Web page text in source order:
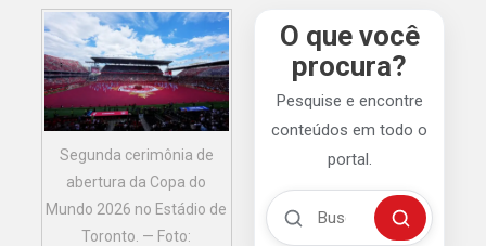
Segunda cerimônia de
abertura da Copa do
Mundo 2026 no Estádio de
Toronto. — Foto:
O que você
procura?
Pesquise e encontre
conteúdos em todo o
portal.
Buscar no Mengão 360
Buscar